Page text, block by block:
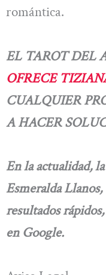
romántica.
EL TAROT DEL
OFRECE
CUALQUIER
A HACER
En la actualidad,
Esmeralda
resultados
en Google.